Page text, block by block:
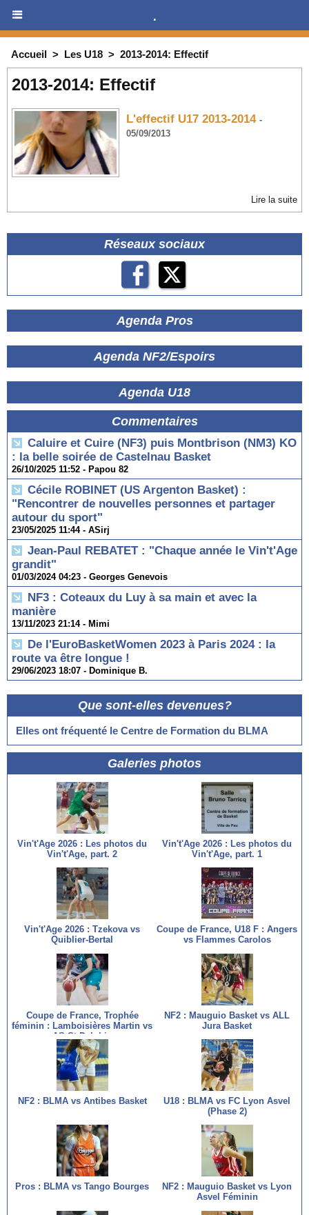
.
Réseaux sociaux
Agenda Pros
Agenda NF2/Espoirs
Agenda U18
Commentaires
Caluire et Cuire (NF3) puis Montbrison (NM3) KO
: la belle soirée de Castelnau Basket
26/10/2025 11:52 - Papou 82
Cécile ROBINET (US Argenton Basket) :
"Rencontrer de nouvelles personnes et partager
autour du sport"
23/05/2025 11:44 - ASirj
Jean-Paul REBATET : "Chaque année le Vin't'Age
grandit"
01/03/2024 04:23 - Georges Genevois
NF3 : Coteaux du Luy à sa main et avec la
manière
13/11/2023 21:14 - Mimi
De l'EuroBasketWomen 2023 à Paris 2024 : la
route va être longue !
29/06/2023 18:07 - Dominique B.
Accueil > Les U18 > 2013-2014: Effectif
2013-2014: Effectif
L'effectif U17 2013-2014 -
05/09/2013
Lire la suite
Que sont-elles devenues?
Elles ont fréquenté le Centre de Formation du BLMA
Galeries photos
Vin't'Age 2026 : Les photos du
Vin't'Age, part. 2
Vin't'Age 2026 : Les photos du
Vin't'Age, part. 1
Vin't'Age 2026 : Tzekova vs
Quiblier-Bertal
Coupe de France, U18 F : Angers
vs Flammes Carolos
Coupe de France, Trophée
féminin : Lamboisières Martin vs
AS St Delphin
NF2 : Mauguio Basket vs ALL
Jura Basket
NF2 : BLMA vs Antibes Basket
U18 : BLMA vs FC Lyon Asvel
(Phase 2)
Pros : BLMA vs Tango Bourges
NF2 : Mauguio Basket vs Lyon
Asvel Féminin